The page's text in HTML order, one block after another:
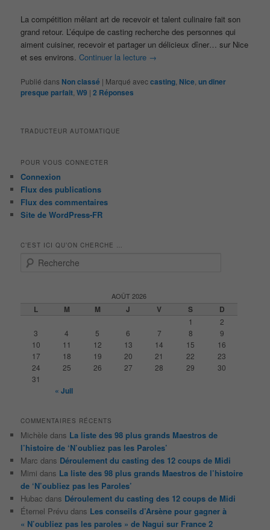
La compétition mêlant art de recevoir et talent culinaire fait son
grand retour. L’équipe de casting recherche des personnes qui
aiment cuisiner, recevoir et partager un délicieux dîner… sur Nice
et ses environs.Continuer la lecture →
Publié dans Non classé | Marqué aveccasting Nice ,un diner
presque parfait ,W9 |2 Réponses
TRADUCTEUR AUTOMATIQUE
POUR VOUS CONNECTER
Connexion
Flux des publications
Flux des commentaires
Site de WordPress-FR
C’EST ICI QU’ON CHERCHE …
AOÛT 2026
L M M J V S D
1
2
3
4 5 6 7 8
9
10
11 12 13 14 15
16
17
18 19 20 21 22
23
24
25 26 27 28 29
30
31
« Juil
COMMENTAIRES RÉCENTS
Michèle dans La liste des 98 plus grands Maestros de
l’histoire de ‘N’oubliez pas les Paroles’
Marc dans Déroulement du casting des 12 coups de Midi
Mimi dans La liste des 98 plus grands Maestros de l’histoire
de ‘N’oubliez pas les Paroles’
Hubac dans Déroulement du casting des 12 coups de Midi
Éternel Prévu dans Les conseils d’Arsène pour gagner à
« N’oubliez pas les paroles » de Nagui sur France 2